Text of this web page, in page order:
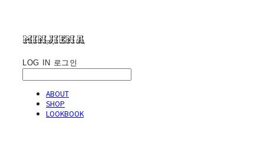
minjiena
LOG IN 로그인
ABOUT
SHOP
LOOKBOOK